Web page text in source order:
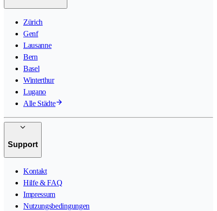
Zürich
Genf
Lausanne
Bern
Basel
Winterthur
Lugano
Alle Städte
Support
Kontakt
Hilfe & FAQ
Impressum
Nutzungsbedingungen